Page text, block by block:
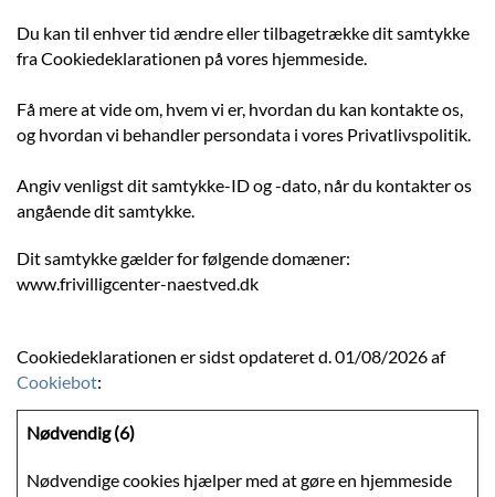
Du kan til enhver tid ændre eller tilbagetrække dit samtykke
fra Cookiedeklarationen på vores hjemmeside.
Få mere at vide om, hvem vi er, hvordan du kan kontakte os,
og hvordan vi behandler persondata i vores Privatlivspolitik.
Angiv venligst dit samtykke-ID og -dato, når du kontakter os
angående dit samtykke.
Dit samtykke gælder for følgende domæner:
www.frivilligcenter-naestved.dk
Cookiedeklarationen er sidst opdateret d. 01/08/2026 af
Cookiebot:
Nødvendig (6)
Nødvendige cookies hjælper med at gøre en hjemmeside